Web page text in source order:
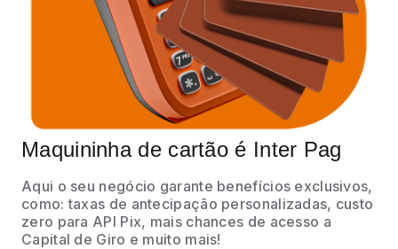
Maquininha de cartão é Inter Pag
Aqui o seu negócio garante benefícios exclusivos,
como: taxas de antecipação personalizadas, custo
zero para API Pix, mais chances de acesso a
Capital de Giro e muito mais!